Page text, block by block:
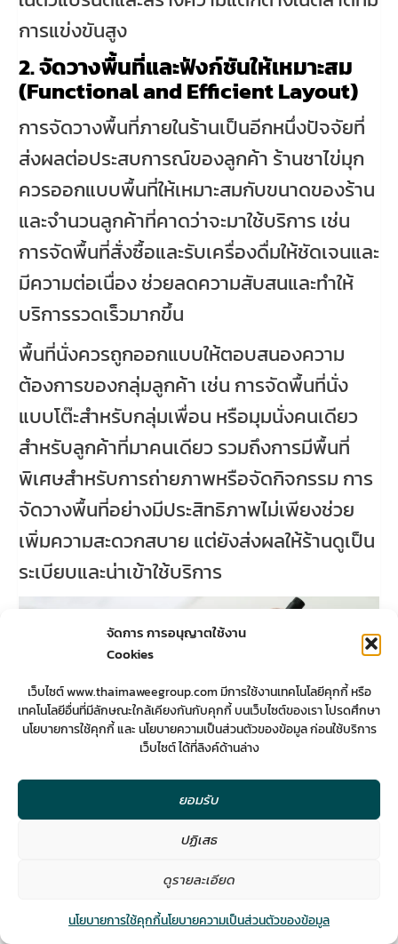
จัดการ การอนุญาตใช้งาน
Cookies
เว็บไซต์ www.thaimaweegroup.com มีการใช้งานเทคโนโลยีคุกกี้ หรือ
เทคโนโลยีอื่นที่มีลักษณะใกล้เคียงกันกับคุกกี้ บนเว็บไซต์ของเรา โปรดศึกษา
นโยบายการใช้คุกกี้ และ นโยบายความเป็นส่วนตัวของข้อมูล ก่อนใช้บริการ
เว็บไซต์ ได้ที่ลิงค์ด้านล่าง
ยอมรับ
ปฏิเสธ
ดูรายละเอียด
นโยบายการใช้คุกกี้นโยบายความเป็นส่วนตัวของข้อมูล
การแข่งขันสูง
2. จัดวางพื้นที่และฟังก์ชันให้เหมาะสม
(Functional and Efficient Layout)
การจัดวางพื้นที่ภายในร้านเป็นอีกหนึ่งปัจจัยที่
ส่งผลต่อประสบการณ์ของลูกค้า ร้านชาไข่มุก
ควรออกแบบพื้นที่ให้เหมาะสมกับขนาดของร้าน
และจำนวนลูกค้าที่คาดว่าจะมาใช้บริการ เช่น
การจัดพื้นที่สั่งซื้อและรับเครื่องดื่มให้ชัดเจนและ
มีความต่อเนื่อง ช่วยลดความสับสนและทำให้
บริการรวดเร็วมากขึ้น
พื้นที่นั่งควรถูกออกแบบให้ตอบสนองความ
ต้องการของกลุ่มลูกค้า เช่น การจัดพื้นที่นั่ง
แบบโต๊ะสำหรับกลุ่มเพื่อน หรือมุมนั่งคนเดียว
สำหรับลูกค้าที่มาคนเดียว รวมถึงการมีพื้นที่
พิเศษสำหรับการถ่ายภาพหรือจัดกิจกรรม การ
จัดวางพื้นที่อย่างมีประสิทธิภาพไม่เพียงช่วย
เพิ่มความสะดวกสบาย แต่ยังส่งผลให้ร้านดูเป็น
ระเบียบและน่าเข้าใช้บริการ
จัดวางพื้นที่และฟังก์ชันให้เหมาะสม
การวางตำแหน่งของเครื่องใช้และอุปกรณ์ใน
ครัวหลังร้านก็สำคัญเช่นกัน เช่น การจัดเรียง
Contact us